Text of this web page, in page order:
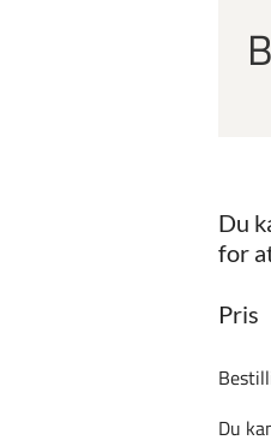
Du
for
Pris
Du